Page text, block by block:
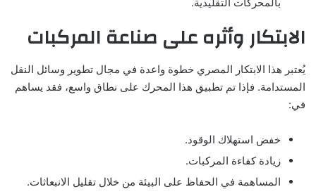
الابتكار وأثره على صناعة المركبات
يُعتبر هذا الابتكار المصري خطوة واعدة في مجال تطوير وسائل النقل
المستدامة. فإذا تم تطبيق هذا المحرك على نطاق واسع، فقد يساهم
في:
خفض استهلاك الوقود.
زيادة كفاءة المركبات.
المساهمة في الحفاظ على البيئة من خلال تقليل الانبعاثات.